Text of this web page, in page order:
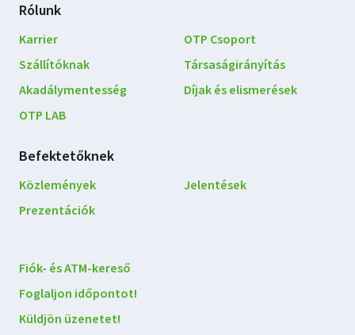
Rólunk
Karrier
Szállítóknak
Akadálymentesség
OTP LAB
OTP Csoport
Társaságirányítás
Díjak és elismerések
Befektetőknek
Közlemények
Jelentések
Prezentációk
Lépjen
kapcsolatba
velünk
Fiók- és ATM-kereső
Foglaljon időpontot!
Küldjön üzenetet!